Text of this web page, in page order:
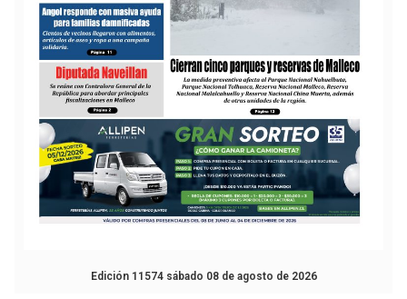
Edición 11574 sábado 08 de agosto de 2026